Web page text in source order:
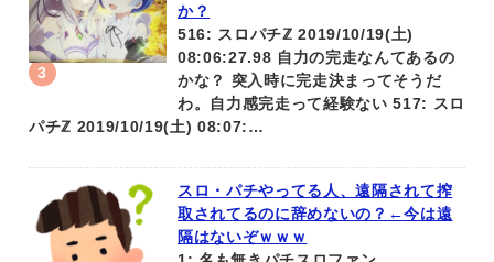
か？
516: スロパチℤ 2019/10/19(土)
08:06:27.98 自力の完走なんてあるの
かな？ 突入時に完走決まってそうだ
わ。自力感完走って経験ない 517: スロ
パチℤ 2019/10/19(土) 08:07:…
スロ・パチやってる人、遠隔されて搾
取されてるのに辞めないの？←今は遠
隔はないぞｗｗｗ